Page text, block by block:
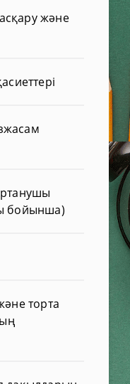
және
бойынша)
торта